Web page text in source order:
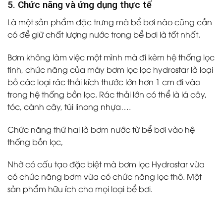
5. Chức năng và ứng dụng thực tế
Là một sản phẩm đặc trưng mà bể bơi nào cũng cần
có để giữ chất lượng nước trong bể bơi là tốt nhất.
Bơm không làm việc một mình mà đi kèm hệ thống lọc
tinh, chức năng của máy bơm lọc lọc hydrostar là loại
bỏ các loại rác thải kích thước lớn hơn 1 cm đi vào
trong hệ thống bồn lọc. Rác thải lớn có thể là lá cây,
tóc, cành cây, túi linong nhựa….
Chức năng thứ hai là bơm nước từ bể bơi vào hệ
thống bồn lọc,
Nhờ có cấu tạo đặc biệt mà bơm lọc Hydrostar vừa
có chức năng bơm vừa có chức năng lọc thô. Một
sản phẩm hữu ích cho mọi loại bể bơi.